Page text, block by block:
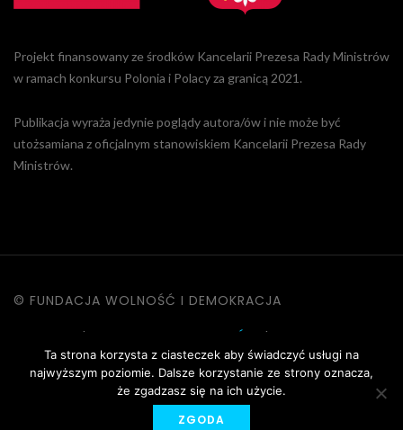
Projekt finansowany ze środków Kancelarii Prezesa Rady Ministrów
w ramach konkursu Polonia i Polacy za granicą 2021.
Publikacja wyraża jedynie poglądy autora/ów i nie może być
utożsamiana z oficjalnym stanowiskiem Kancelarii Prezesa Rady
Ministrów.
© FUNDACJA WOLNOŚĆ I DEMOKRACJA
| POLITYKA PRYWATNOŚCI |
REGULAMIN STRONY
Ta strona korzysta z ciasteczek aby świadczyć usługi na
najwyższym poziomie. Dalsze korzystanie ze strony oznacza,
że zgadzasz się na ich użycie.
ZGODA